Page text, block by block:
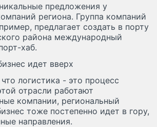
предложения у
региона. Группа компаний
предлагает создать в порту
района международный
хаб.
идет вверх
логистика - это процесс
отрасли работают
компании, региональный
тоже постепенно идет в гору,
направления.